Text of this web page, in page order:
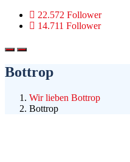
22.572 Follower
14.711 Follower
Bottrop
Wir lieben Bottrop
Bottrop